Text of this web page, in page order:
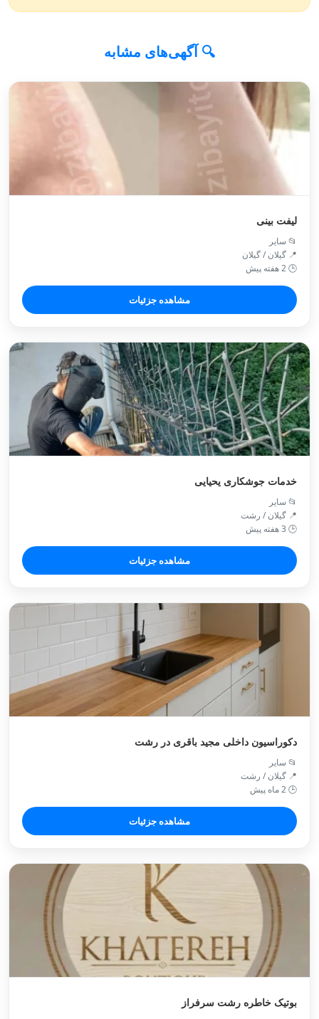
🔍 آگهی‌های مشابه
لیفت بینی
📂 سایر
📍 گیلان / گیلان
🕒 2 هفته پیش
مشاهده جزئیات
خدمات جوشکاری یحیایی
📂 سایر
📍 گیلان / رشت
🕒 3 هفته پیش
مشاهده جزئیات
دکوراسیون داخلی مجید باقری در رشت
📂 سایر
📍 گیلان / رشت
🕒 2 ماه پیش
مشاهده جزئیات
بوتیک خاطره رشت سرفراز